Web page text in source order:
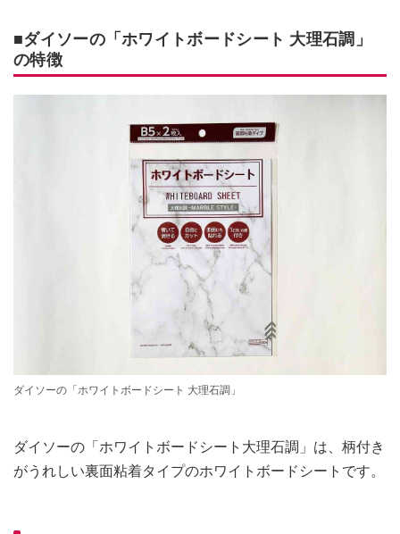
■ダイソーの「ホワイトボードシート 大理石調」
の特徴
ダイソーの「ホワイトボードシート 大理石調」
ダイソーの「ホワイトボードシート大理石調」は、柄付き
がうれしい裏面粘着タイプのホワイトボードシートです。